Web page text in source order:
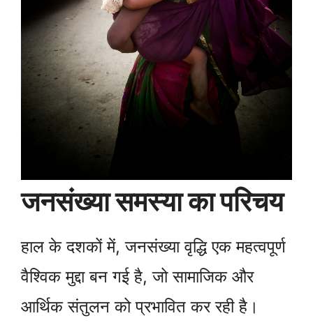
जनसंख्या समस्या का परिचय
हाल के दशकों में, जनसंख्या वृद्धि एक महत्वपूर्ण
वैश्विक मुद्दा बन गई है, जो सामाजिक और
आर्थिक संतुलन को प्रभावित कर रही है।